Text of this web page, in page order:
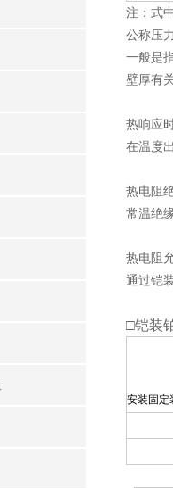
注：式
公称压
一般是
壁厚有
热响应
在温度
热电阻
常温绝
热电阻
通过铠
□铠装
安装固定